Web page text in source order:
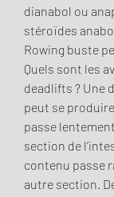
dianabol ou
stéroïdes
Rowing buste
Quels sont les
deadlifts ? Une
peut se
passe
section de
contenu passe
autre section.